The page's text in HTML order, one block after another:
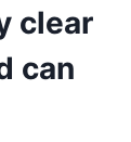
clear
can